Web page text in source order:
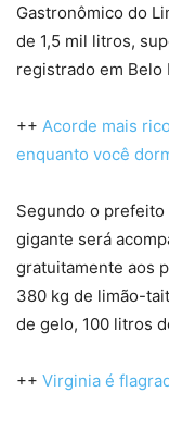
Gastronômico do
de 1,5 mil litros,
registrado em Belo
++ Acorde mais
enquanto você
Segundo o prefeito
gigante será
gratuitamente aos
380 kg de limão-
de gelo, 100 litros
++ Virginia é